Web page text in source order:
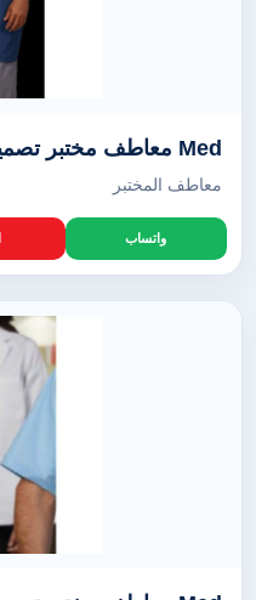
Med معاطف مختبر تصميم
معاطف المختبر
واتساب